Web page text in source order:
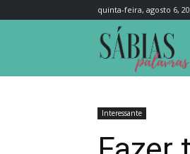
quinta-feira, agosto 6,
Interessante